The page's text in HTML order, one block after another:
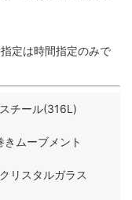
定は時間指定のみで
チール(316L)
きムーブメント
リスタルガラス